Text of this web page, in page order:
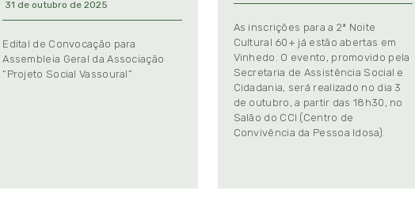
31 de outubro de 2025
Edital de Convocação para
Assembleia Geral da Associação
“Projeto Social Vassoural”
As inscrições para a 2ª Noite
Cultural 60+ já estão abertas em
Vinhedo. O evento, promovido pela
Secretaria de Assistência Social e
Cidadania, será realizado no dia 3
de outubro, a partir das 18h30, no
Salão do CCI (Centro de
Convivência da Pessoa Idosa).